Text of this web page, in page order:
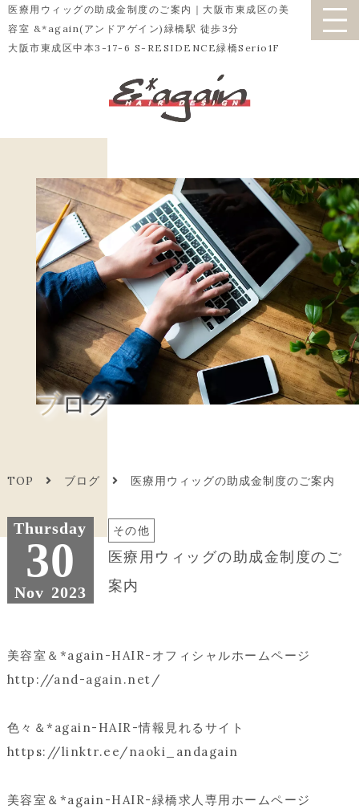
医療用ウィッグの助成金制度のご案内｜大阪市東成区の美
容室 &*again(アンドアゲイン)緑橋駅 徒歩3分
大阪市東成区中本3-17-6 S-RESIDENCE緑橋Serio1F
ブログ
TOP ブログ 医療用ウィッグの助成金制度のご案内
Thursday
30
Nov 2023
その他
医療用ウィッグの助成金制度のご
案内
美容室＆*again-HAIR-オフィシャルホームページ
http://and-again.net/
色々＆*again-HAIR-情報見れるサイト
https://linktr.ee/naoki_andagain
美容室＆*again-HAIR-緑橋求人専用ホームページ